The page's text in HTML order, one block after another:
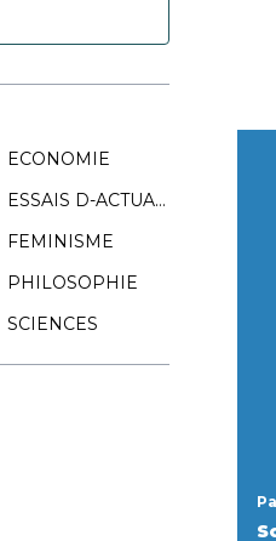
ECONOMIE
ESSAIS D-ACTUALITES
FEMINISME
PHILOSOPHIE
SCIENCES